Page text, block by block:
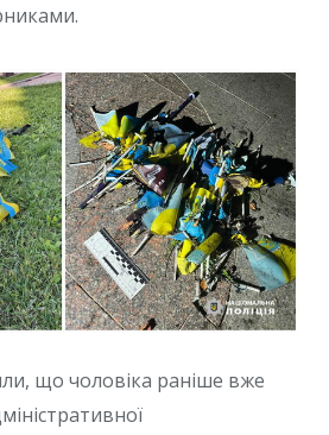
що чоловіка раніше вже